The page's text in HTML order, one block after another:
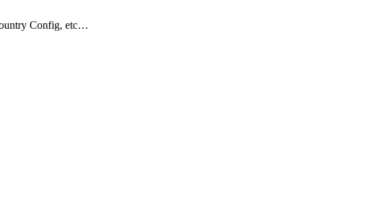
Config, etc…